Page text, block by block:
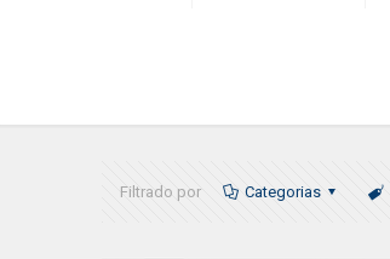
Filtrado por Categorias